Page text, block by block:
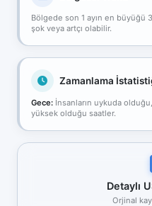
Bölgede son 1 ayın en
şok veya artçı olabilir.
Zamanlama
Gece: İnsanların uykuda
yüksek olduğu saatler.
Detaylı
Orjinal